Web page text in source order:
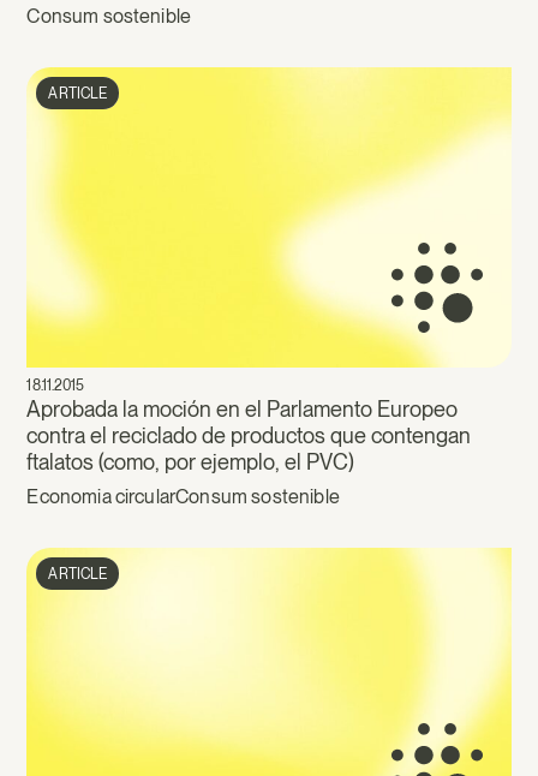
Consum sostenible
ARTICLE
18.11.2015
Aprobada la moción en el Parlamento Europeo
contra el reciclado de productos que contengan
ftalatos (como, por ejemplo, el PVC)
Economia circularConsum sostenible
ARTICLE